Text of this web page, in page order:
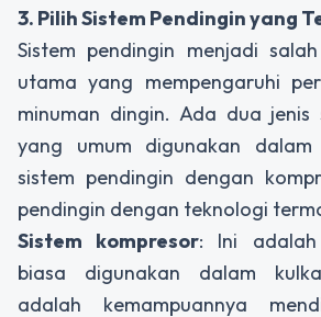
3. Pilih Sistem Pendingin yang
Sistem pendingin menjadi
utama yang mempengaruhi
minuman dingin. Ada dua jenis
yang umum digunakan dalam
sistem pendingin dengan
pendingin dengan teknologi
Sistem kompresor: Ini
biasa digunakan dalam
adalah kemampuannya